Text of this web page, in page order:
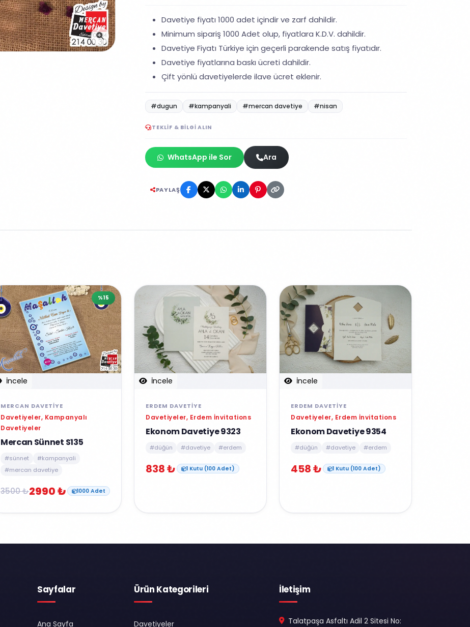
Davetiye fiyatı 1000 adet içindir ve zarf dahildir.
Minimum sipariş 1000 Adet olup, fiyatlara K.D.V. dahildir.
Davetiye Fiyatı Türkiye için geçerli parakende satış fiyatıdır.
Davetiye fiyatlarına baskı ücreti dahildir.
Çift yönlü davetiyelerde ilave ücret eklenir.
#dugun #kampanyali #mercan davetiye #nisan
TEKLIF & BILGI ALIN
WhatsApp ile Sor Ara
PAYLAŞ
İncele
%15
MERCAN DAVETIYE
Davetiyeler, Kampanyalı
Davetiyeler
Mercan Sünnet S135
#sünnet
#kampanyali
#mercan davetiye
3500 ₺2990 ₺ 1000 Adet
İncele
ERDEM DAVETIYE
Davetiyeler, Erdem İnvitations
Ekonom Davetiye 9323
#düğün #davetiye #erdem
838 ₺ 1 Kutu (100 Adet)
İncele
ERDEM DAVETIYE
Davetiyeler, Erdem İnvitations
Ekonom Davetiye 9354
#düğün #davetiye #erdem
458 ₺ 1 Kutu (100 Adet)
Sayfalar
Ana Sayfa
Ürün Kategorileri
Davetiyeler
İletişim
Talatpaşa Asfaltı Adil 2 Sitesi No: